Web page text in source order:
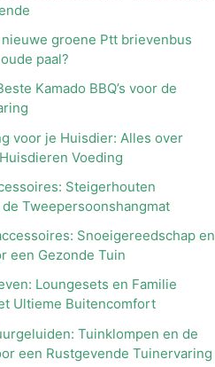
nieuwe groene Ptt brievenbus
paal?
Kamado BBQ’s voor de
voor je Huisdier: Alles over
Voeding
Steigerhouten
Tweepersoonshangmat
Snoeigereedschap en
een Gezonde Tuin
Loungesets en Familie
Ultieme Buitencomfort
Tuinklompen en de
een Rustgevende Tuinervaring